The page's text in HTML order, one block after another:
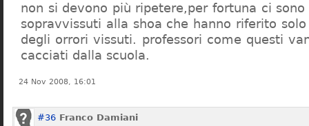
non si devono più ripetere,per fortuna ci
sopravvissuti alla shoa che hanno riferito
degli orrori vissuti. professori come questi
cacciati dalla scuola.
24 Nov 2008, 16:01
#36 Franco Damiani